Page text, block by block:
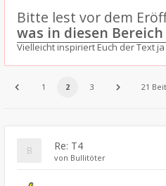
Bitte lest vor dem
was in diesen
Vielleicht inspiriert Euch der Text ja
1 2 3 21
Re: T4
von Bullitöter